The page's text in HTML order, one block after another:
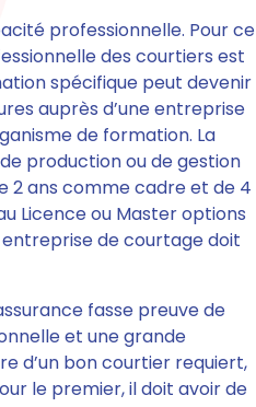
professionnelle. Pour ce
des courtiers est
spécifique peut devenir
auprès d’une entreprise
de formation. La
production ou de gestion
2 ans comme cadre et de 4
Licence ou Master options
entreprise de courtage doit
fasse preuve de
et une grande
d’un bon courtier requiert,
le premier, il doit avoir de